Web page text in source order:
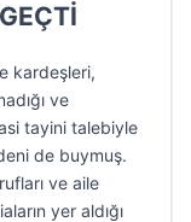
kardeşleri,
ve
tayini talebiyle
de buymuş.
ve aile
yer aldığı